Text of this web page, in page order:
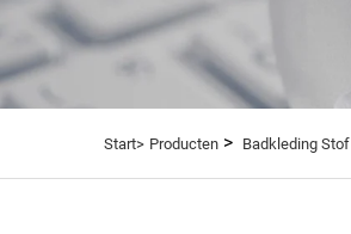
Start> Producten > Badkleding Stof